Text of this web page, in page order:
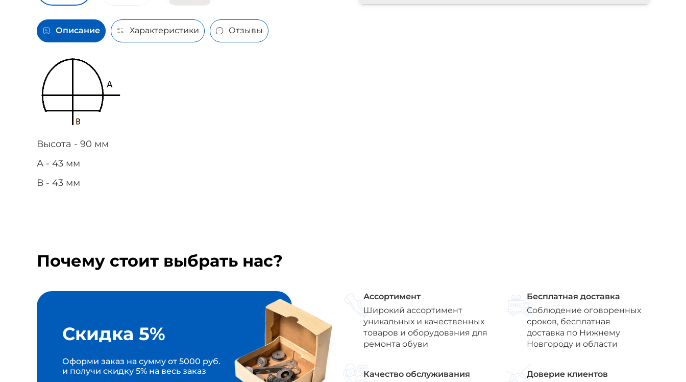
Описание Характеристики Отзывы
Высота - 90 мм
А - 43 мм
В - 43 мм
Почему стоит выбрать нас?
Скидка 5%
Оформи заказ на сумму от 5000 руб.
и получи скидку 5% на весь заказ
Ассортимент
Широкий ассортимент
уникальных и качественных
товаров и оборудования для
ремонта обуви
Бесплатная доставка
Соблюдение оговоренных
сроков, бесплатная
доставка по Нижнему
Новгороду и области
Качество обслуживания
Доверие клиентов